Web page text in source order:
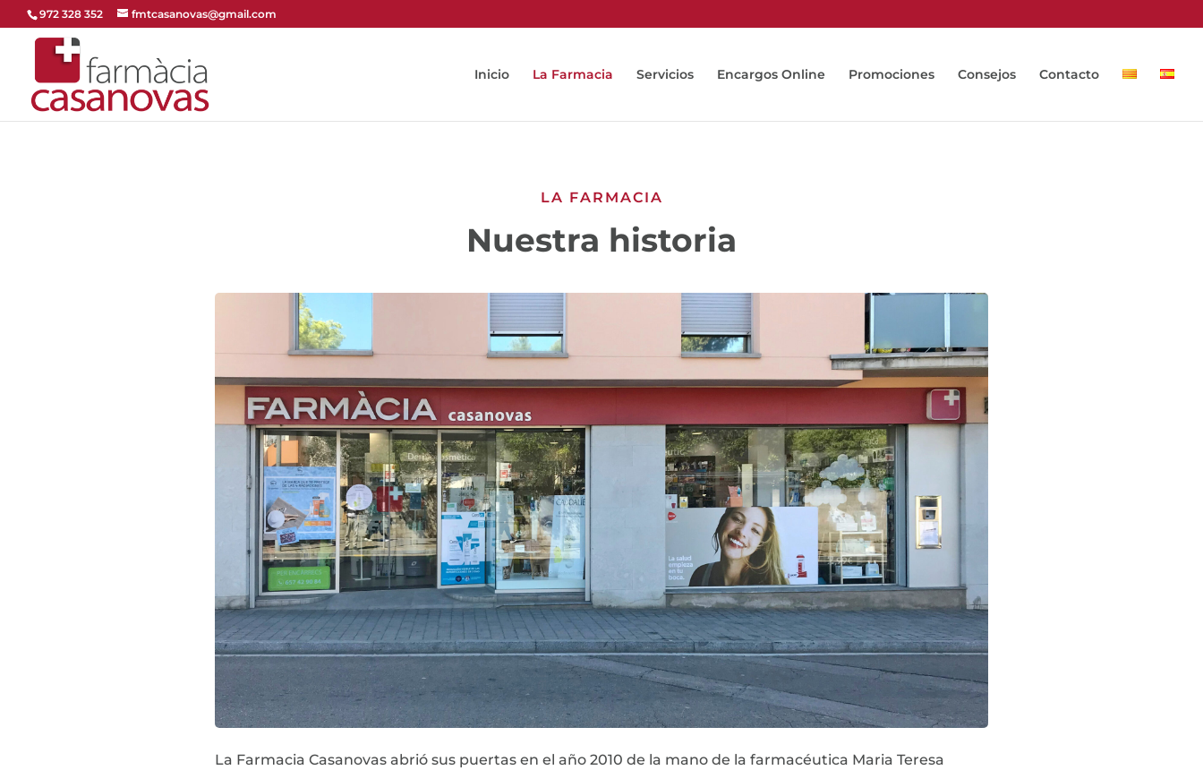
972 328 352 fmtcasanovas@gmail.com
Inicio La Farmacia Servicios Encargos Online Promociones Consejos Contacto
LA FARMACIA
Nuestra historia
La Farmacia Casanovas abrió sus puertas en el año 2010 de la mano de la farmacéutica Maria Teresa